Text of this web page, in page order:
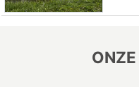
ONZE